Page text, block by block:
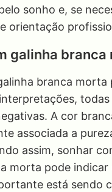
sonho e, se
orientação
galinha branca
branca morta
A cor
associada a
assim, sonhar
morta pode indicar
está sendo